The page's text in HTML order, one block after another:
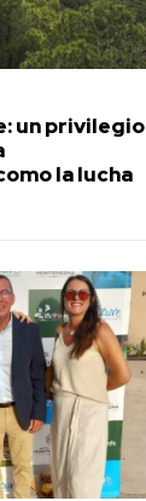
un privilegio
la lucha